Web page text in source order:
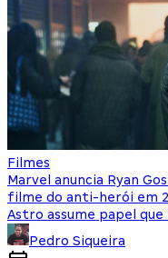
Filmes
Marvel anuncia Ryan
filme do anti-herói em
Astro assume papel que
Pedro Siqueira